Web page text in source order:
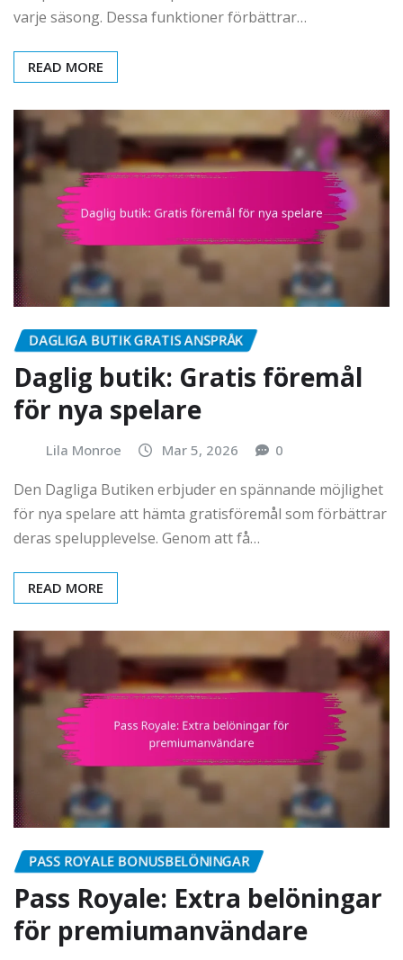
varje säsong. Dessa funktioner förbättrar…
READ MORE
DAGLIGA BUTIK GRATIS ANSPRÅK
Daglig butik: Gratis föremål
för nya spelare
Lila Monroe Mar 5, 2026 0
Den Dagliga Butiken erbjuder en spännande möjlighet
för nya spelare att hämta gratisföremål som förbättrar
deras spelupplevelse. Genom att få…
READ MORE
PASS ROYALE BONUSBELÖNINGAR
Pass Royale: Extra belöningar
för premiumanvändare